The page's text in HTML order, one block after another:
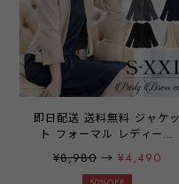
女性 emile0107 6m6k
即日配送 送料無料 ジャケッ
ト フォーマル レディース
ママ 母 ボレロ 結婚式 長袖
パーティー 大きいサイズ ノ
¥8,980→¥4,490